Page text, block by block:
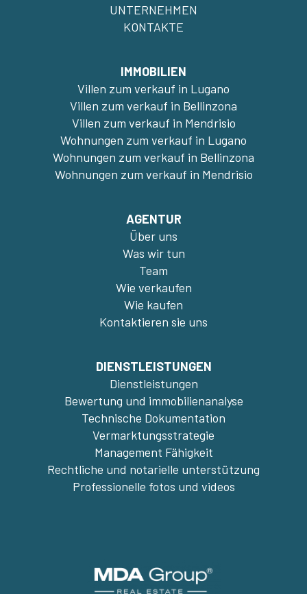
UNTERNEHMEN
KONTAKTE
IMMOBILIEN
Villen zum verkauf in Lugano
Villen zum verkauf in Bellinzona
Villen zum verkauf in Mendrisio
Wohnungen zum verkauf in Lugano
Wohnungen zum verkauf in Bellinzona
Wohnungen zum verkauf in Mendrisio
AGENTUR
Über uns
Was wir tun
Team
Wie verkaufen
Wie kaufen
Kontaktieren sie uns
DIENSTLEISTUNGEN
Dienstleistungen
Bewertung und immobilienanalyse
Technische Dokumentation
Vermarktungsstrategie
Management Fähigkeit
Rechtliche und notarielle unterstützung
Professionelle fotos und videos